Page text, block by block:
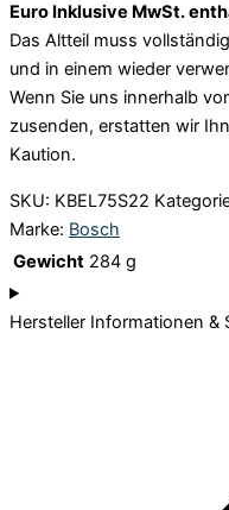
Euro Inklusive MwSt.
Das Altteil muss
und in einem wieder
Wenn Sie uns innerhalb
zusenden, erstatten wir
Kaution.
SKU: KBEL75S22
Marke: Bosch
Gewicht 284 g
Hersteller Informationen &